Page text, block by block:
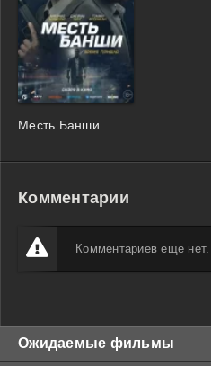
Месть Банши
Комментарии
Комментариев еще
Ожидаемые фильмы